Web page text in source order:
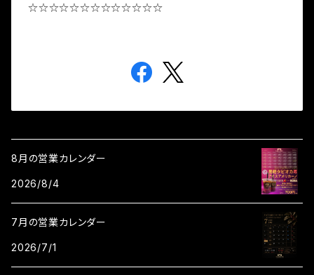
☆☆☆☆☆☆☆☆☆☆☆☆☆
8月の営業カレンダー
2026/8/4
7月の営業カレンダー
2026/7/1